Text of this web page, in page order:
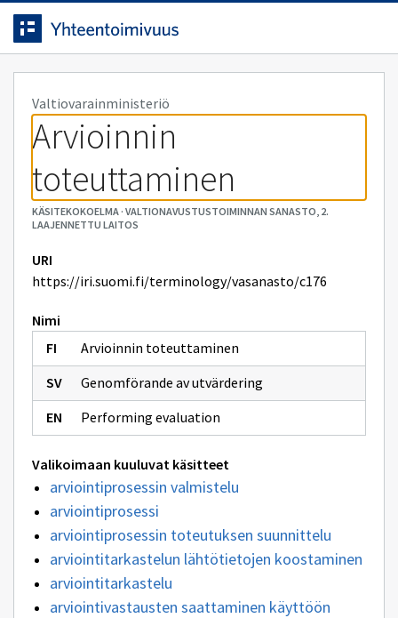
Siirrytty
sivulle
Siirry suoraan sisältöön.
Valtiovarainministeriö
Arvioinnin
toteuttaminen
KÄSITEKOKOELMA· VALTIONAVUSTUSTOIMINNAN SANASTO, 2.
LAAJENNETTU LAITOS
URI
https://iri.suomi.fi/terminology/vasanasto/c176
Nimi
Arvioinnin toteuttaminen
Genomförande av utvärdering
Performing evaluation
Valikoimaan kuuluvat käsitteet
arviointiprosessin valmistelu
arviointiprosessi
arviointiprosessin toteutuksen suunnittelu
arviointitarkastelun lähtötietojen koostaminen
arviointitarkastelu
arviointivastausten saattaminen käyttöön